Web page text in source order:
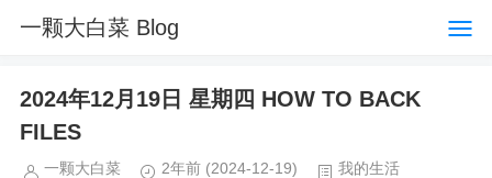
一颗大白菜 Blog
2024年12月19日 星期四 HOW TO BACK
FILES
一颗大白菜 2年前 (2024-12-19)
我的生活